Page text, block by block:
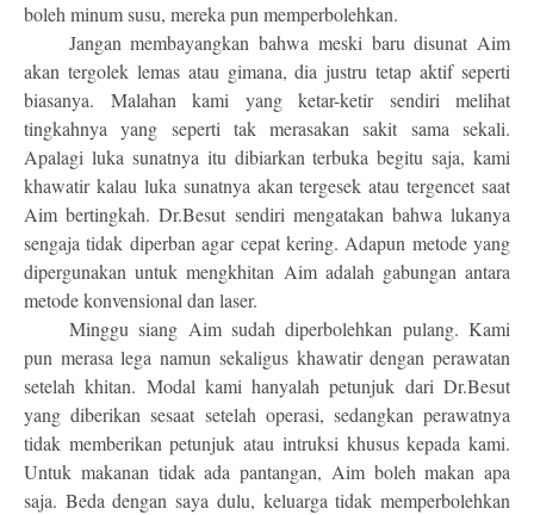
boleh minum susu, mereka pun memperbolehkan.
Jangan membayangkan bahwa meski baru disunat Aim
akan tergolek lemas atau gimana, dia justru tetap aktif seperti
biasanya. Malahan kami yang ketar-ketir sendiri melihat
tingkahnya yang seperti tak merasakan sakit sama sekali.
Apalagi luka sunatnya itu dibiarkan terbuka begitu saja, kami
khawatir kalau luka sunatnya akan tergesek atau tergencet saat
Aim bertingkah. Dr.Besut sendiri mengatakan bahwa lukanya
sengaja tidak diperban agar cepat kering. Adapun metode yang
dipergunakan untuk mengkhitan Aim adalah gabungan antara
metode konvensional dan laser.
Minggu siang Aim sudah diperbolehkan pulang. Kami
pun merasa lega namun sekaligus khawatir dengan perawatan
setelah khitan. Modal kami hanyalah petunjuk dari Dr.Besut
yang diberikan sesaat setelah operasi, sedangkan perawatnya
tidak memberikan petunjuk atau intruksi khusus kepada kami.
Untuk makanan tidak ada pantangan, Aim boleh makan apa
saja. Beda dengan saya dulu, keluarga tidak memperbolehkan